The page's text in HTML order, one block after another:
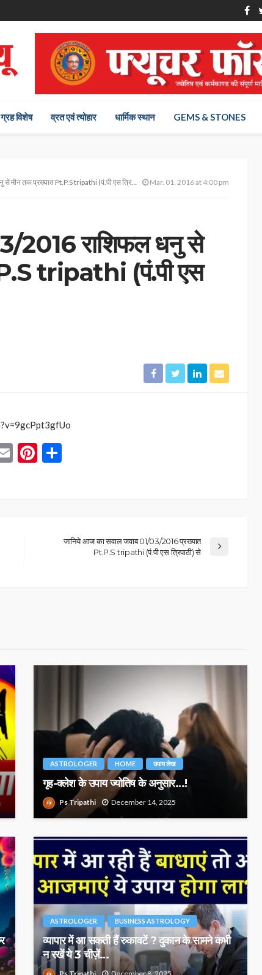
ग्रह विशेष व्रत एवं त्योहार धार्मिक स्थान GEMS & STONES
तक प्रख्यात Pt.P.S tripathi (पं.पी एस त्रिपाठी) से Mar. 01, 2016 at 4:00 pm
2016 राशिफल धनु से
tripathi (पं.पी एस
EmailPinterest
जानिये आज का सवाल जवाब 01/03/2016 प्रख्यात
Pt.P.S tripathi (पं.पी एस त्रिपाठी) से
ASTROLOGER HOME उपाय लेख
गृह-क्लेश के उपाय ज्योतिष के अनुसार…!
Ps Tripathi December 14, 2025
ASTROLOGER BUSINESS ASTROLOGY
व्यापार में आ सकती हैं रुकावटें ? दुकान के सामने कभी
न रखें ये 3 चीज़ें…